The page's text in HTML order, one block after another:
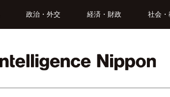
政治・外交 経済・財政 社会・